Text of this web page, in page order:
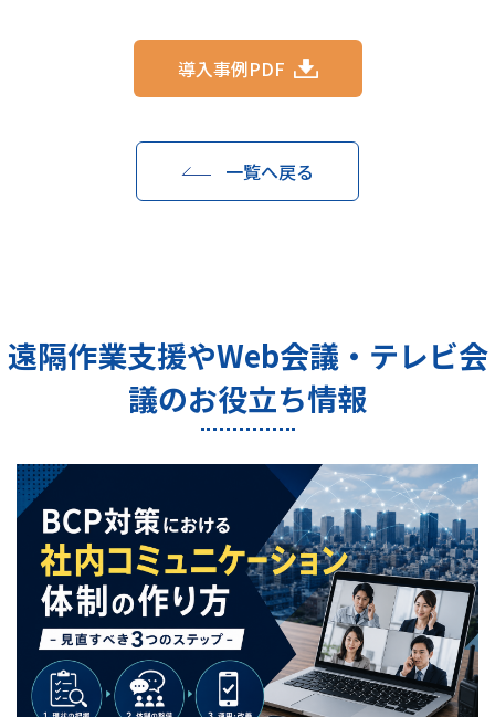
導入事例PDF
一覧へ戻る
遠隔作業支援やWeb会議・テレビ会
議のお役立ち情報